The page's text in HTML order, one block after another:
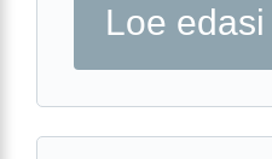
Loe edasi